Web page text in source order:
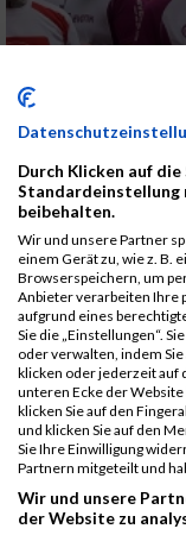
ALBUM B2RUN
Durch Klicken auf
Standardeinstellung
beibehalten.
Wir und unsere Partner
einem Gerät zu, wie z. B.
Browserspeichern, um
Anbieter verarbeiten Ihre
aufgrund eines
Sie die „Einstellungen“.
oder verwalten, indem
klicken oder jederzeit auf
unteren Ecke der
klicken Sie auf den
und klicken Sie auf den
Sie Ihre Einwilligung
Partnern mitgeteilt und
Wir und unsere
der Website zu